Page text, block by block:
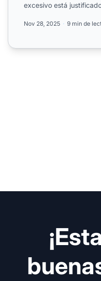
excesivo está
Nov 28, 2025 9 min de